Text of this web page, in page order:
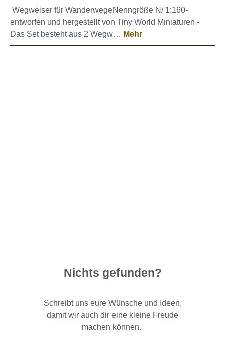
Wegweiser für WanderwegeNenngröße N/ 1:160-
entworfen und hergestellt von Tiny World Miniaturen -
Das Set besteht aus 2 Wegw… Mehr
Nichts gefunden?
Schreibt uns eure Wünsche und Ideen,
damit wir auch dir eine kleine Freude
machen können.